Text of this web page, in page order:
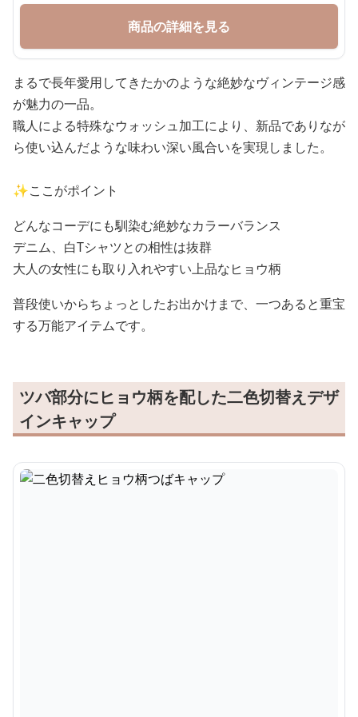
商品の詳細を見る
まるで長年愛用してきたかのような絶妙なヴィンテージ感
が魅力の一品。
職人による特殊なウォッシュ加工により、新品でありなが
ら使い込んだような味わい深い風合いを実現しました。
✨ここがポイント
どんなコーデにも馴染む絶妙なカラーバランス
デニム、白Tシャツとの相性は抜群
大人の女性にも取り入れやすい上品なヒョウ柄
普段使いからちょっとしたお出かけまで、一つあると重宝
する万能アイテムです。
ツバ部分にヒョウ柄を配した二色切替えデザ
インキャップ